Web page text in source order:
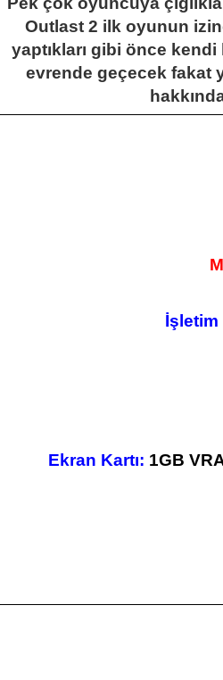
Outlast 2 ilk oyunun
yaptıkları gibi önce
evrende geçecek fakat
İşletim
Ekran Kartı: 1GB